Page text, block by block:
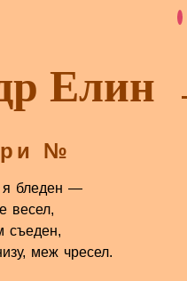
Елин
№
я бледен —
весел,
съеден,
меж чресел.